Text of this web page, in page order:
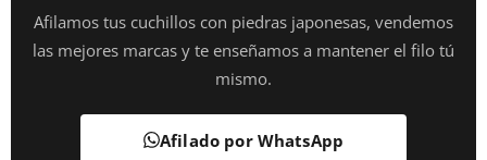
Afilamos tus cuchillos con piedras japonesas, vendemos
las mejores marcas y te enseñamos a mantener el filo tú
mismo.
Afilado por WhatsApp